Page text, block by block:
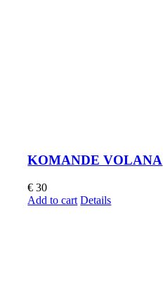
KOMANDE VOLANA
€ 30
Add to cart Details